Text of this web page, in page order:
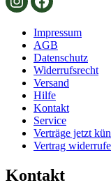
Impressum
AGB
Datenschutz
Widerrufsrecht
Versand
Hilfe
Kontakt
Service
Verträge jetzt
Vertrag
Kontakt